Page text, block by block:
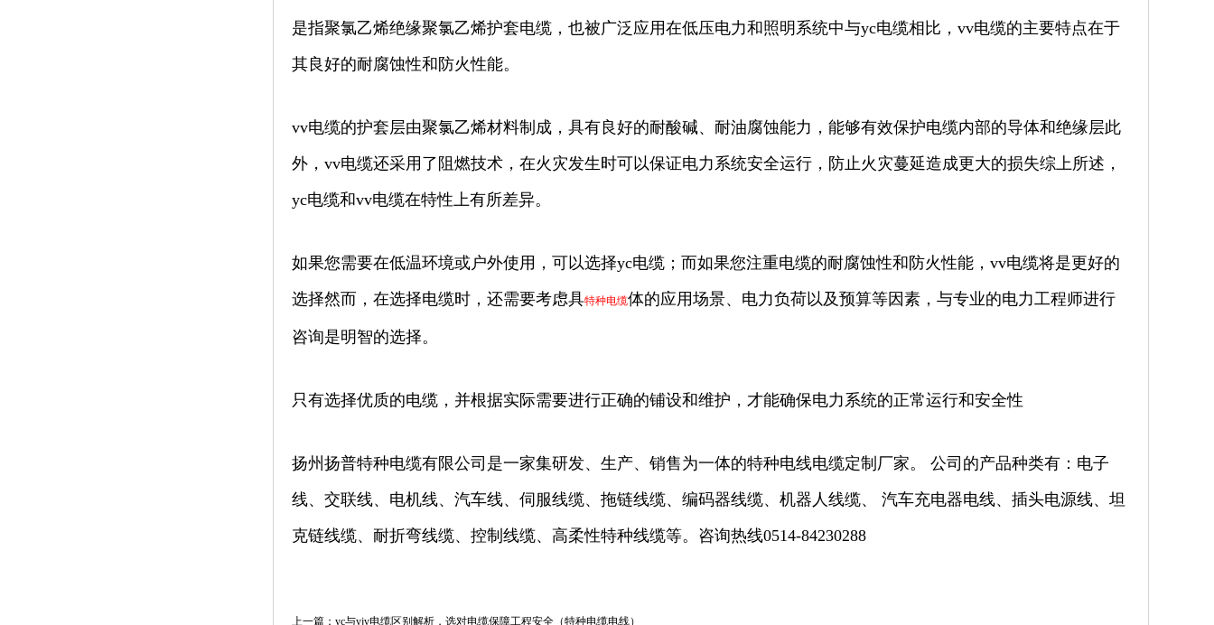
是指聚氯乙烯绝缘聚氯乙烯护套电缆，也被广泛应用在低压电力和照明系统中与yc电缆相比，vv电缆的主要特点在于
其良好的耐腐蚀性和防火性能。
vv电缆的护套层由聚氯乙烯材料制成，具有良好的耐酸碱、耐油腐蚀能力，能够有效保护电缆内部的导体和绝缘层此
外，vv电缆还采用了阻燃技术，在火灾发生时可以保证电力系统安全运行，防止火灾蔓延造成更大的损失综上所述，
yc电缆和vv电缆在特性上有所差异。
如果您需要在低温环境或户外使用，可以选择yc电缆；而如果您注重电缆的耐腐蚀性和防火性能，vv电缆将是更好的
选择然而，在选择电缆时，还需要考虑具特种电缆体的应用场景、电力负荷以及预算等因素，与专业的电力工程师进行
咨询是明智的选择。
只有选择优质的电缆，并根据实际需要进行正确的铺设和维护，才能确保电力系统的正常运行和安全性
扬州扬普特种电缆有限公司是一家集研发、生产、销售为一体的特种电线电缆定制厂家。 公司的产品种类有：电子
线、交联线、电机线、汽车线、伺服线缆、拖链线缆、编码器线缆、机器人线缆、 汽车充电器电线、插头电源线、坦
克链线缆、耐折弯线缆、控制线缆、高柔性特种线缆等。咨询热线0514-84230288
上一篇：yc与yjv电缆区别解析，选对电缆保障工程安全（特种电缆电线）